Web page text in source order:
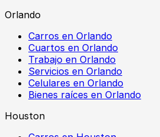
Orlando
Carros en Orlando
Cuartos en Orlando
Trabajo en Orlando
Servicios en Orlando
Celulares en Orlando
Bienes raíces en Orlando
Houston